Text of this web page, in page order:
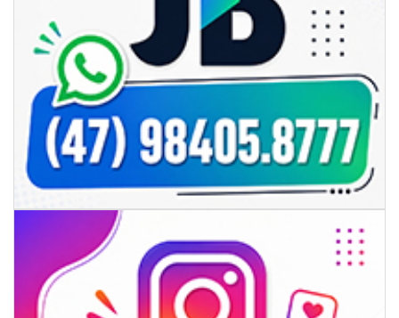
06/08/2026 | 07:00
Camboriú: exposição de arte transforma o Paço Municipal em um espaço
de cultura